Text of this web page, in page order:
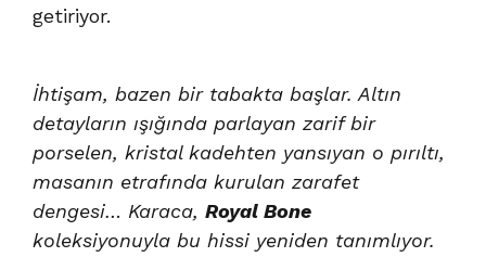
getiriyor.
İhtişam, bazen bir tabakta başlar. Altın
detayların ışığında parlayan zarif bir
porselen, kristal kadehten yansıyan o pırıltı,
masanın etrafında kurulan zarafet
dengesi… Karaca, Royal Bone
koleksiyonuyla bu hissi yeniden tanımlıyor.